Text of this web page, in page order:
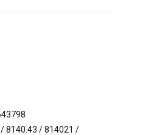
8140.43 / 814021 /